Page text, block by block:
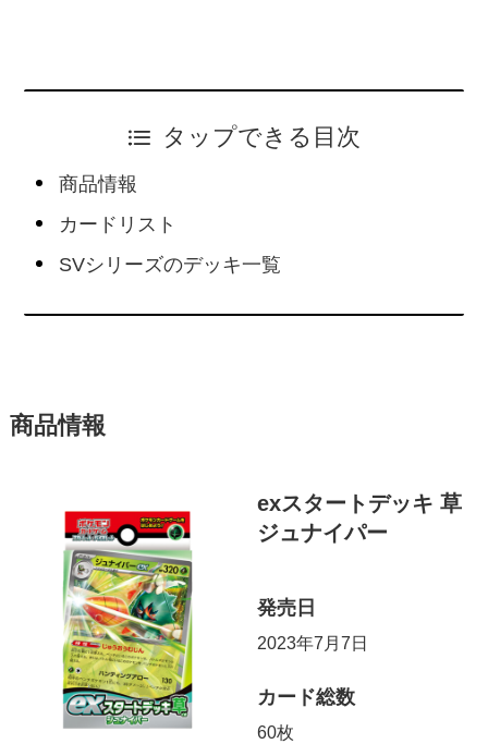
タップできる目次
商品情報
カードリスト
SVシリーズのデッキ一覧
商品情報
exスタートデッキ 草
ジュナイパー
発売日
2023年7月7日
カード総数
60枚